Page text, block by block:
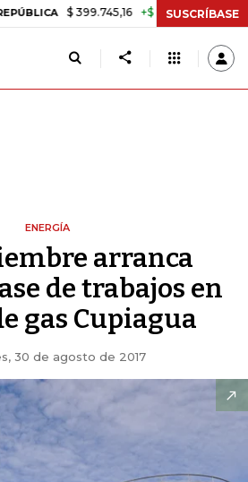
$ 399.745,16 +$ 2.295,71 +0,58%
SUSCRÍBASE
ENERGÍA
arranca
de trabajos en
gas Cupiagua
30 de agosto de 2017